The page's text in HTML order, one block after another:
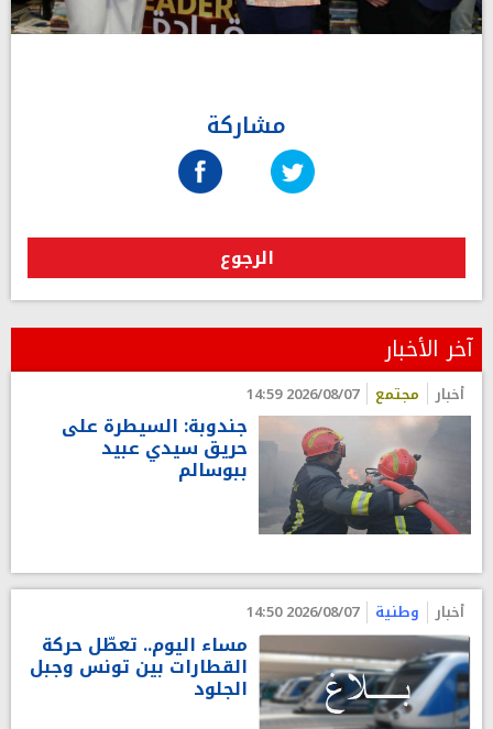
مشاركة
الرجوع
آخر الأخبار
أخبار مجتمع 2026/08/07 14:59
جندوبة: السيطرة على
حريق سيدي عبيد
ببوسالم
أخبار وطنية 2026/08/07 14:50
مساء اليوم.. تعطّل حركة
القطارات بين تونس وجبل
الجلود